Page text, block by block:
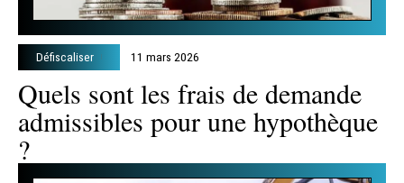
Défiscaliser 11 mars 2026
Quels sont les frais de demande
admissibles pour une hypothèque
?